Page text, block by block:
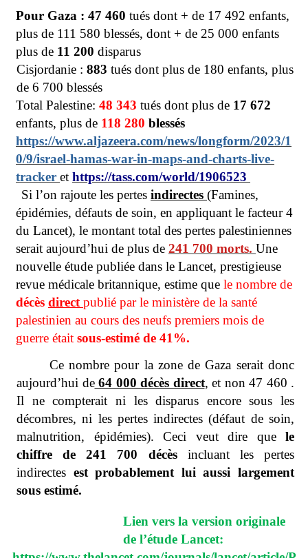
Pour Gaza : 47 460tués dont + de 17 492 enfants,
plus de 111 580 blessés, dont + de 25 000 enfants
plus de 11 200 disparus
Cisjordanie : 883 tués dont plus de 180 enfants, plus
de 6 700 blessés
Total Palestine: 48 343 tués dont plus de 17 672
enfants, plus de 118 280 blessés
https://www.aljazeera.com/news/longform/2023/1
0/9/israel-hamas-war-in-maps-and-charts-live-
tracker et https://tass.com/world/1906523
Si l’on rajoute les pertes indirectes (Famines,
épidémies, défauts de soin, en appliquant le facteur 4
du Lancet), le montant total des pertes palestiniennes
serait aujourd’hui de plus de 241 700 morts. Une
nouvelle étude publiée dans le Lancet, prestigieuse
revue médicale britannique, estime que le nombre de
décès direct publié par le ministère de la santé
palestinien au cours des neufs premiers mois de
guerre était sous-estimé de 41%.
Ce nombre pour la zone de Gaza serait donc
aujourd’hui de 64 000 décès direct, et non 47 460 .
Il ne compterait ni les disparus encore sous les
décombres, ni les pertes indirectes (défaut de soin,
malnutrition, épidémies). Ceci veut dire que le
chiffre de 241 700 décès incluant les pertes
indirectes est probablement lui aussi largement
sous estimé.
Lien vers la version originale
de l’étude Lancet: